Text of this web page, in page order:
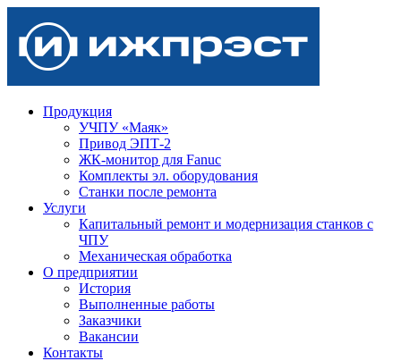
Продукция
УЧПУ «Маяк»
Привод ЭПТ-2
ЖК-монитор для Fanuc
Комплекты эл. оборудования
Станки после ремонта
Услуги
Капитальный ремонт и модернизация станков с
ЧПУ
Механическая обработка
О предприятии
История
Выполненные работы
Заказчики
Вакансии
Контакты